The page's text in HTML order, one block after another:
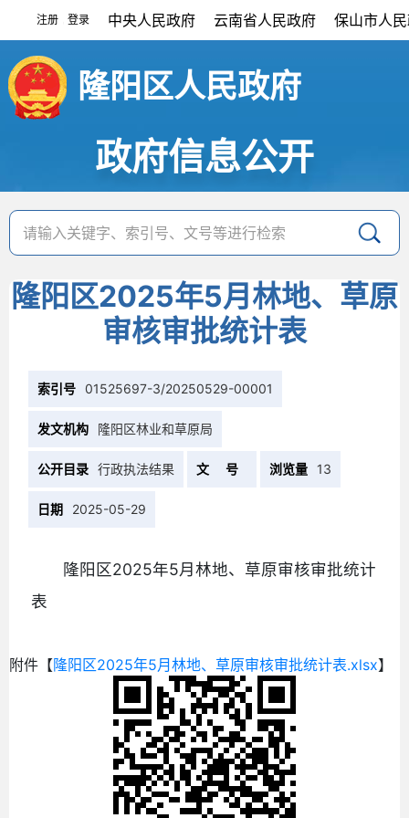
注册 登录 中央人民政府 云南省人民政府 保山市人
隆阳区人民政府
政府信息公开
隆阳区2025年5月林地、草原
审核审批统计表
索引号 01525697-3/20250529-00001
发文机构 隆阳区林业和草原局
公开目录 行政执法结果 文 号 浏览量 13
日期 2025-05-29
隆阳区2025年5月林地、草原审核审批统计
表
附件【隆阳区2025年5月林地、草原审核审批统计表.xlsx】